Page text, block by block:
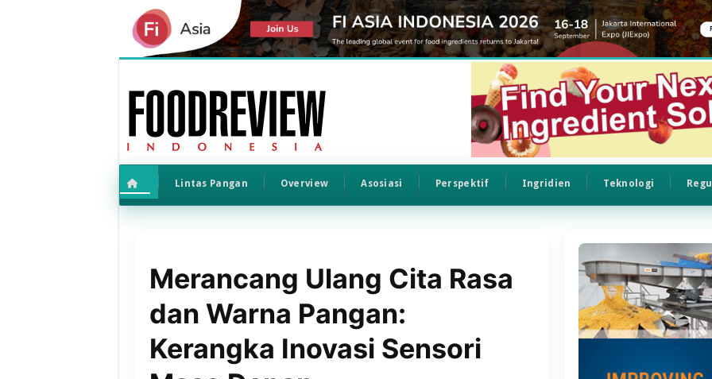
Lintas Pangan Overview Asosiasi Perspektif Ingridien Teknologi
Merancang Ulang Cita Rasa
dan Warna Pangan:
Kerangka Inovasi Sensori